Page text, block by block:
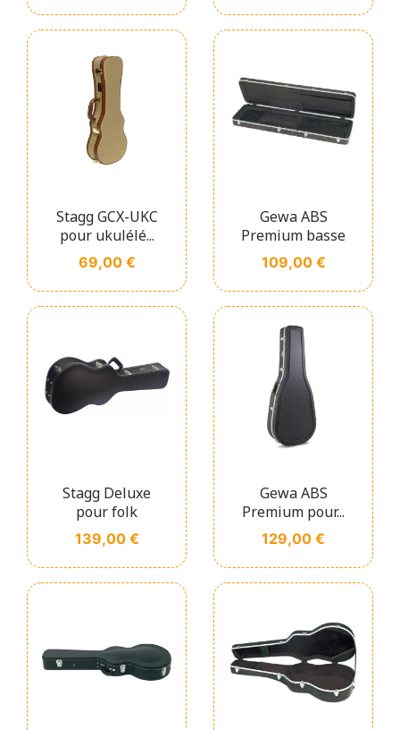
Stagg GCX-UKC
pour ukulélé...
Prix
69,00 €
Gewa ABS
Premium basse
Prix
109,00 €
Stagg Deluxe
pour folk
Prix
139,00 €
Gewa ABS
Premium pour...
Prix
129,00 €